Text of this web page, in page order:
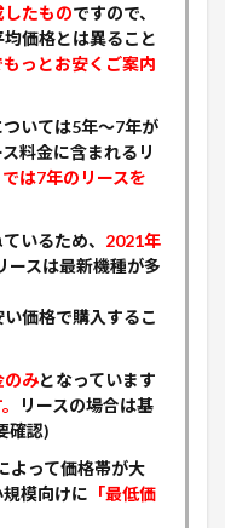
たものですので、
価格とは異ること
もっとお安くご案内
いては5年〜7年が
料金に含まれるリ
では7年のリースを
いるため、 2021年
ースは最新機種が多
価格で購入するこ
のみとなっています
リースの場合は基
確認)
よって価格帯が大
模向けに 「最低価